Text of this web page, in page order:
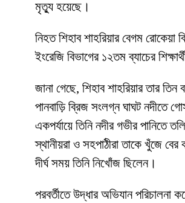
মৃত্যু হয়েছে।
নিহত শিহাব শাহরিয়ার বেগম রোকেয়া
ইংরেজি বিভাগের ১২তম ব্যাচের
জানা গেছে, শিহাব শাহরিয়ার তার তিন
পানবাড়ি ব্রিজ সংলগ্ন ঘাঘট নদীতে
একপর্যায়ে তিনি নদীর গভীর পানিতে
স্থানীয়রা ও সহপাঠীরা তাকে খুঁজে বের
দীর্ঘ সময় তিনি নিখোঁজ ছিলেন।
পরবর্তীতে উদ্ধার অভিযান পরিচালনা